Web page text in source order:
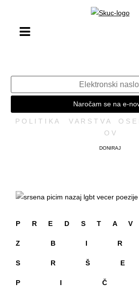
Naročam se na e-
P O L I T I K A V A R S T V A O S E
O V
DONIRAJ
P R E D S T A
Z B I R
S R Š E
P I Č